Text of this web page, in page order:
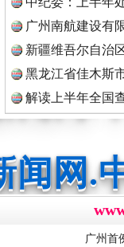
广州南航建设有
新疆维吾尔自治
黑龙江省佳木斯
解读上半年全国
数据
闻网.
闻网.
闻网.
广州首